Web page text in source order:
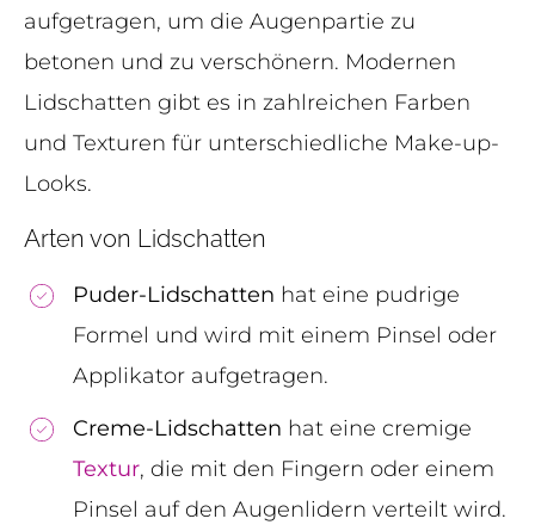
aufgetragen, um die Augenpartie zu
betonen und zu verschönern. Modernen
Lidschatten gibt es in zahlreichen Farben
und Texturen für unterschiedliche Make-up-
Looks.
Arten von Lidschatten
Puder-Lidschatten hat eine pudrige
Formel und wird mit einem Pinsel oder
Applikator aufgetragen.
Creme-Lidschatten hat eine cremige
Textur, die mit den Fingern oder einem
Pinsel auf den Augenlidern verteilt wird.